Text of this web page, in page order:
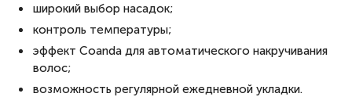
широкий выбор насадок;
контроль температуры;
эффект Coanda для автоматического накручивания
волос;
возможность регулярной ежедневной укладки.